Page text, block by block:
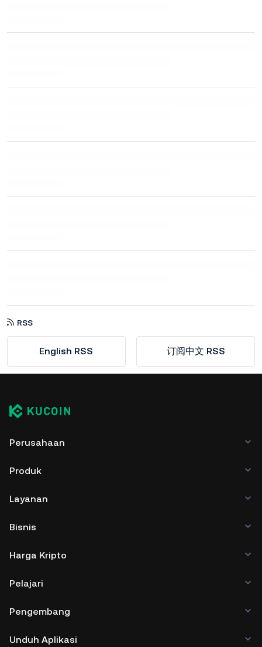
RSS
English RSS 订阅中文 RSS
Perusahaan
Produk
Layanan
Bisnis
Harga Kripto
Pelajari
Pengembang
Unduh Aplikasi